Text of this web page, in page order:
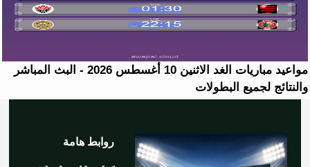
مواعيد مباريات الغد الاثنين 10 أغسطس 2026 - البث المباشر
والنتائج لجميع البطولات
روابط هامة